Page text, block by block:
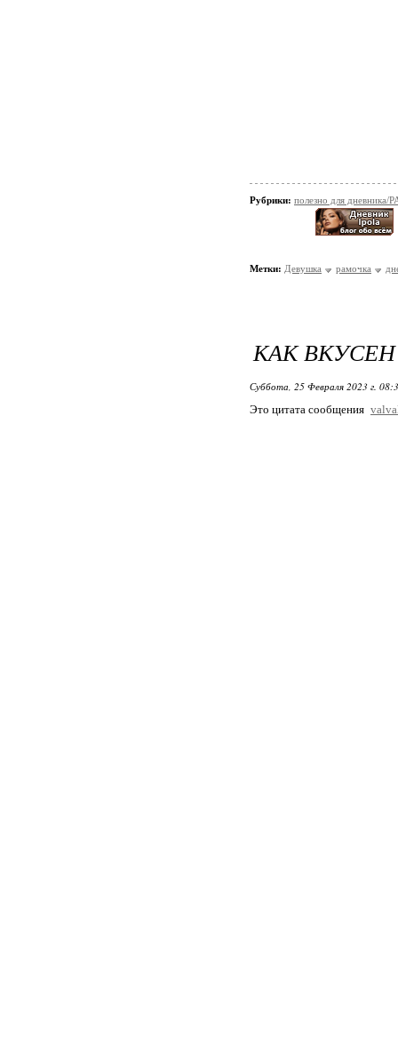
Рубрики: полезно для
Метки: Девушка рамочка
КАК
Суббота, 25 Февраля 2023 г.
Это цитата сообщения